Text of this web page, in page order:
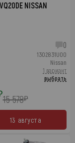
NISSAN
0
1302831U00
Nissan
1 вариант
выбрать
15 578₽
13 августа